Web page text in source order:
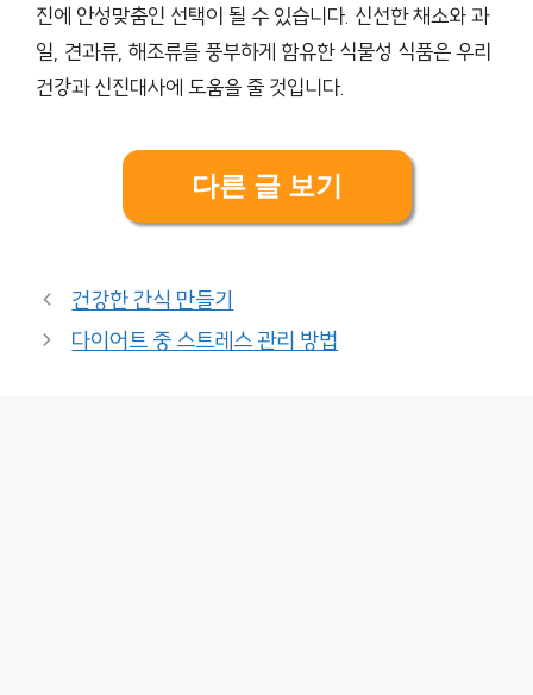
진에 안성맞춤인 선택이 될 수 있습니다. 신선한 채소와 과
일, 견과류, 해조류를 풍부하게 함유한 식물성 식품은 우리
건강과 신진대사에 도움을 줄 것입니다.
다른 글 보기
건강한 간식 만들기
다이어트 중 스트레스 관리 방법